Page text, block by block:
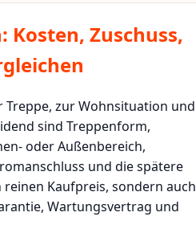
Zuschuss,
Treppe, zur Wohnsituation und
sind Treppenform,
oder Außenbereich,
und die spätere
Kaufpreis, sondern auch
Wartungsvertrag und